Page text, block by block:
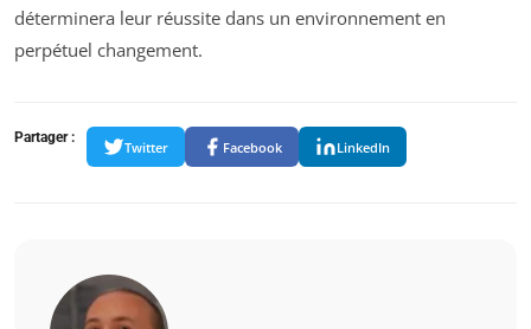
déterminera leur réussite dans un environnement en
perpétuel changement.
Partager :
Twitter Facebook LinkedIn